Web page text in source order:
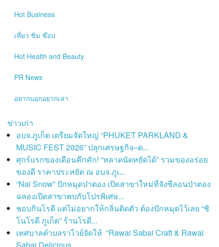
Hot Business
เที่ยว ชิม ช๊อป
Hot Health and Beauty
PR News
อยากบอกอยากเล่า
ข่าวเก่า
อบจ.ภูเก็ต เตรียมจัดใหญ่ “PHUKET PARKLAND &
MUSIC FEST 2026” ปลุกเศรษฐกิจ–ด...
ศุกร์แรกของเดือนคึกคัก! “หลาดนัดหยัดได้” รวมของอร่อย
ของดี ราคาประหยัด ณ อบจ.ภูเ...
“Nai Snow” ปักหมุดป่าตอง เปิดสาขาใหม่ที่จังซีลอนป่าตอง
ฉลองเปิดสาขาพบกับโปรพิเศษ...
ชอบกินโรตี แต่ไม่อยากให้กลิ่นติดตัว ต้องปักหมุดไว้เลย “ชิ
โนโรตี ภูเก็ต” ร้านโรตี...
เทศบาลตำบลราไวย์จัดให้ “Rawai Sabai Craft & Rawai
Sabai Delicious...